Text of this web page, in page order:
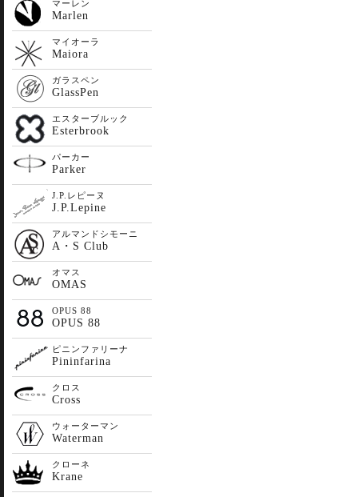
マーレン
Marlen
マイオーラ
Maiora
ガラスペン
GlassPen
エスターブルック
Esterbrook
パーカー
Parker
J.P.レピーヌ
J.P.Lepine
アルマンドシモーニ
A・S Club
オマス
OMAS
OPUS 88
OPUS 88
ピニンファリーナ
Pininfarina
クロス
Cross
ウォーターマン
Waterman
クローネ
Krane